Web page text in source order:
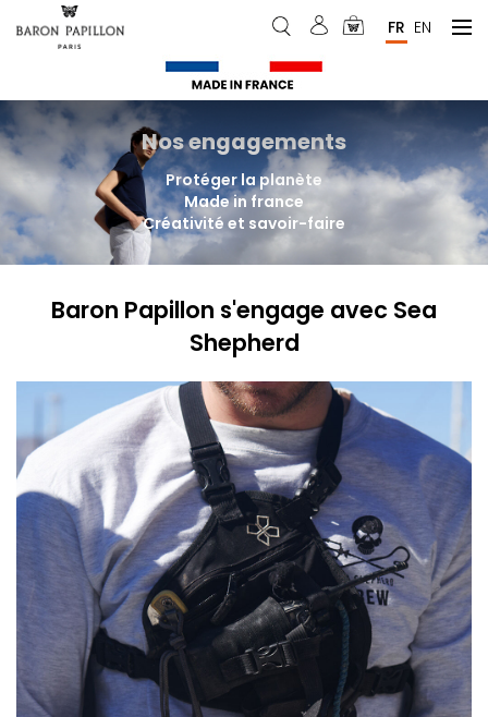
au
Menu
du
compte
de
l'utilisateur
FR EN
Nos engagements
Protéger la planète
Made in france
Créativité et savoir-faire
Baron Papillon s'engage avec Sea
Shepherd